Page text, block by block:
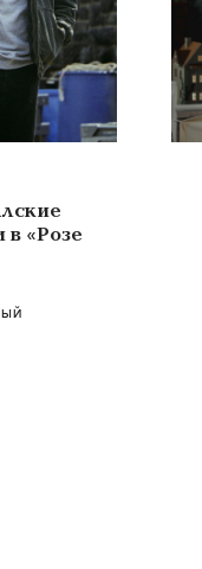
«Розе